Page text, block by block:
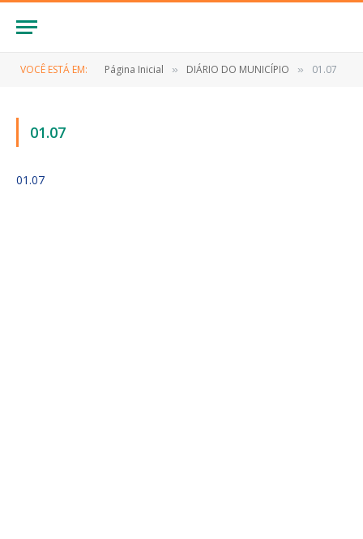
VOCÊ ESTÁ EM: Página Inicial » DIÁRIO DO MUNICÍPIO » 01.07
01.07
01.07